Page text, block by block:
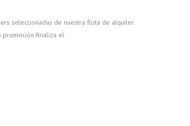
seleccionadas de nuestra flota de alquiler.
promoción finaliza el